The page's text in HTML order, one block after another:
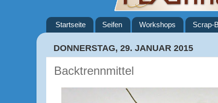
Startseite Seifen Workshops Scrap-
DONNERSTAG, 29. JANUAR 2015
Backtrennmittel